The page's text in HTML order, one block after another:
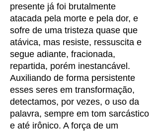
presente já foi brutalmente
atacada pela morte e pela dor, e
sofre de uma tristeza quase que
atávica, mas resiste, ressuscita e
segue adiante, fracionada,
repartida, porém inestancável.
Auxiliando de forma persistente
esses seres em transformação,
detectamos, por vezes, o uso da
palavra, sempre em tom sarcástico
e até irônico. A força de um